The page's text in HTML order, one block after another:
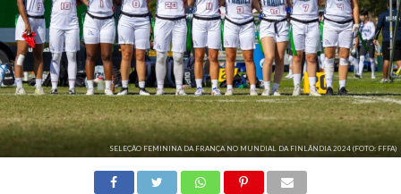
SELEÇÃO FEMININA DA FRANÇA NO MUNDIAL DA FINLÂNDIA 2024 (FOTO: FFFA)